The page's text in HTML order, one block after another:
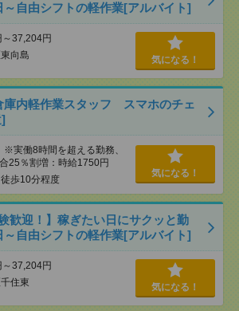
～自由シフトの軽作業[アルバイト]
37,204円
向島 気になる！
庫内軽作業スタッフ スマホのチェ
実働8時間を超える勤務、
25％割増：時給1750円
歩10分程度
気になる！
歓迎！】稼ぎたい日にサクッと勤
～自由シフトの軽作業[アルバイト]
37,204円
住東 気になる！